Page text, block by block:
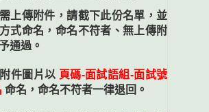
上傳附件，請截下此份名單，並
式命名，命名不符者、無上傳附
通過。
件圖片以 頁碼-面試語組-面試號
命名，命名不符者一律退回。